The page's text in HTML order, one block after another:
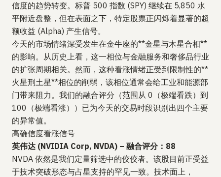
信度的趋势转变。标普 500 指数 (SPY) 继续在 5,850 水
平附近盘整，但在表面之下，特定股票正闪烁着显著的超
额收益 (Alpha) 产生信号。
今天的市场情绪深受发生在金牛座的**金星与木星合相**
的影响。从历史上看，这一相位与金融服务和奢侈品行业
的扩张周期相关。然而，这种看涨情绪正受到限制性的**
火星刑土星**相位的削弱，该相位通常会给工业和能源部
门带来阻力。我们的融合评分（范围从 0（极端看跌）到
100（极端看涨））已为今天的交易时段识别出四个主要
的异常值。
高确信度看涨信号
英伟达 (NVIDIA Corp, NVDA) – 融合评分：88
NVDA 依然是我们定量筛选中的佼佼者。该股目前正受益
于技术突破形态与占星支持的罕见一致。技术面上，